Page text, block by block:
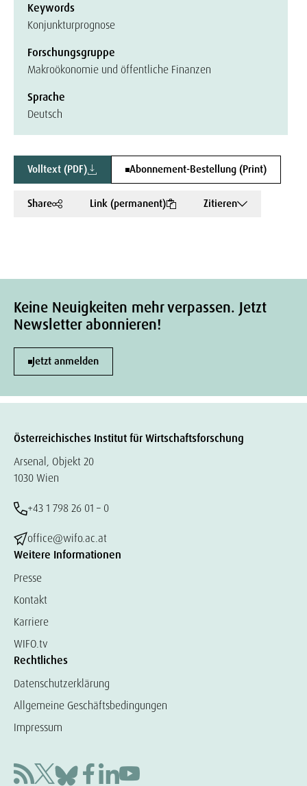
Keywords
Konjunkturprognose
Forschungsgruppe
Makroökonomie und öffentliche Finanzen
Sprache
Deutsch
Volltext (PDF) Abonnement-Bestellung (Print)
Share Link (permanent) Zitieren
Keine Neuigkeiten mehr verpassen. Jetzt
Newsletter abonnieren!
Jetzt anmelden
Österreichisches Institut für Wirtschaftsforschung
Arsenal, Objekt 20
1030 Wien
+43 1 798 26 01 – 0
office@wifo.ac.at
Weitere Informationen
Presse
Kontakt
Karriere
WIFO.tv
Rechtliches
Datenschutzerklärung
Allgemeine Geschäftsbedingungen
Impressum